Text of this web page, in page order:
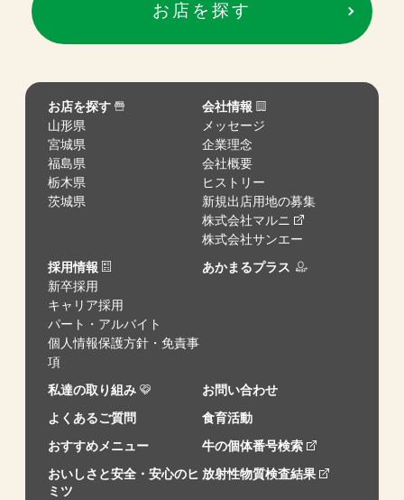
お店を探す
お店を探す
山形県
宮城県
福島県
栃木県
茨城県
会社情報
メッセージ
企業理念
会社概要
ヒストリー
新規出店用地の募集
株式会社マルニ
株式会社サンエー
採用情報
新卒採用
キャリア採用
パート・アルバイト
個人情報保護方針・免責事
項
あかまるプラス
私達の取り組み
お問い合わせ
よくあるご質問
食育活動
おすすめメニュー
牛の個体番号検索
おいしさと安全・安心のヒ
ミツ
放射性物質検査結果